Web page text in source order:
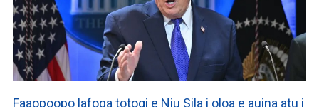
Faaopoopo lafoga totogi e Niu Sila i oloa e auina atu i